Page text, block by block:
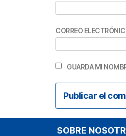
CORREO
GUARDA MI
SOBRE